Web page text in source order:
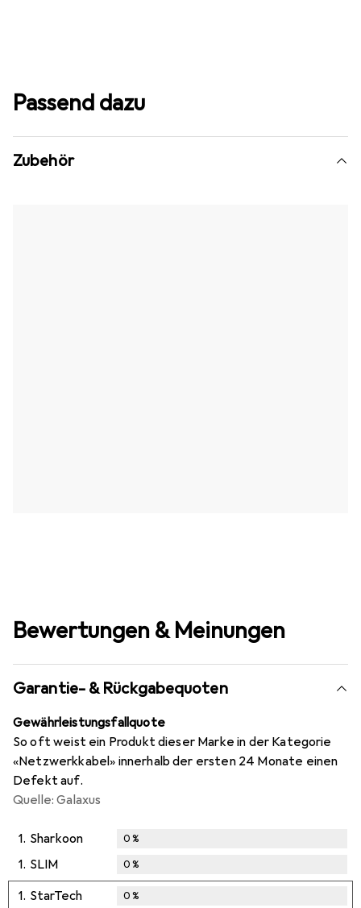
Passend dazu
Zubehör
Bewertungen & Meinungen
Garantie- & Rückgabequoten
Gewährleistungsfallquote
So oft weist ein Produkt dieser Marke in der Kategorie
«Netzwerkkabel» innerhalb der ersten 24 Monate einen
Defekt auf.
Quelle: Galaxus
1. Sharkoon 0%
1. SLIM 0%
1. StarTech 0%